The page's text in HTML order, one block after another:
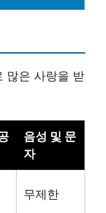
많은 사랑을 받
음성 및 문
자
무제한